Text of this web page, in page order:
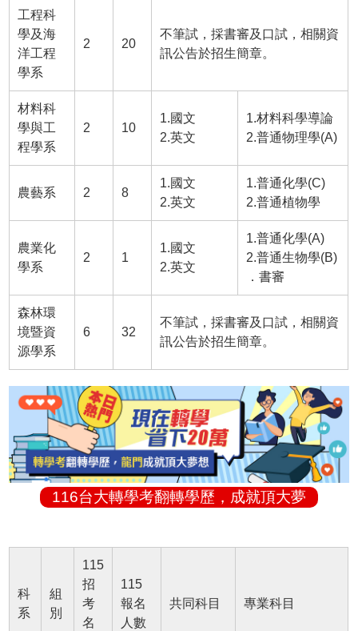
工程科
學及海
洋工程
學系
2 20
不筆試，採書審及口試，相關資
訊公告於招生簡章。
材料科
學與工
程學系
2 10
1.國文
2.英文
1.材料科學導論
2.普通物理學(A)
農藝系 2 8
1.國文
2.英文
1.普通化學(C)
2.普通植物學
農業化
學系
2 1
1.國文
2.英文
1.普通化學(A)
2.普通生物學(B)
．書審
森林環
境暨資
源學系
6 32
不筆試，採書審及口試，相關資
訊公告於招生簡章。
116台大轉學考翻轉學歷，成就頂大夢
科
系
組
別
115
招
考
名
115
報名
人數
共同科目 專業科目